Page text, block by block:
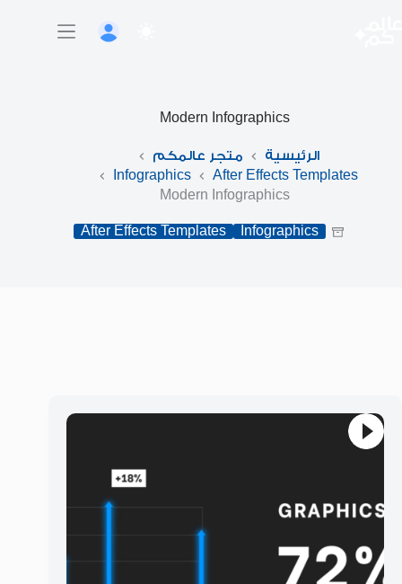
Modern Infographics
الرئيسية
متجر عالمكم
After Effects Templates
Infographics
Modern Infographics
After Effects Templates Infographics